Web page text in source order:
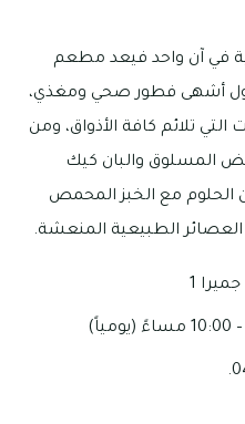
في آن واحد فيعد مطعم
لتناول أشهى فطور صحي ومغذي،
تلائم كافة الأذواق، ومن
المسلوق والبان كيك
الحلوم مع الخبز المحمص
العصائر الطبيعية المنعشة.
1